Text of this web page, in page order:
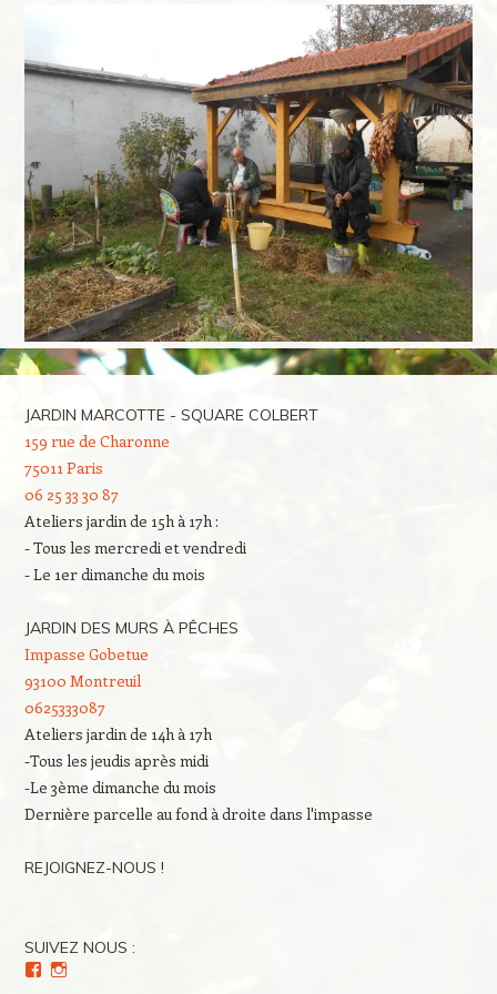
JARDIN MARCOTTE - SQUARE COLBERT
159 rue de Charonne
75011 Paris
06 25 33 30 87
Ateliers jardin de 15h à 17h :
- Tous les mercredi et vendredi
- Le 1er dimanche du mois
JARDIN DES MURS À PÊCHES
Impasse Gobetue
93100 Montreuil
0625333087
Ateliers jardin de 14h à 17h
-Tous les jeudis après midi
-Le 3ème dimanche du mois
Dernière parcelle au fond à droite dans l'impasse
REJOIGNEZ-NOUS !
SUIVEZ NOUS :
VoirVoir